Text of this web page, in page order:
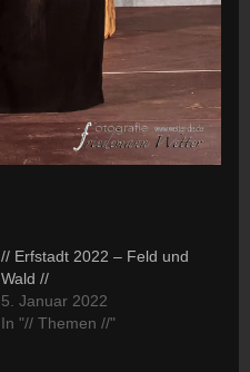
// Erfstadt 2022 – Feld und
Wald //
5. Januar 2022
In "// Themen //"